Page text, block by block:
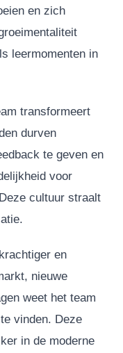
en zich
leermomenten in
transformeert
durven
te geven en
voor
cultuur straalt
en
nieuwe
weet het team
vinden. Deze
in de moderne